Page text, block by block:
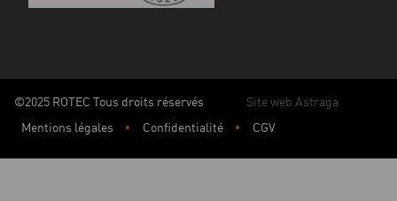
©2025 ROTEC Tous droits réservés
Site web Astraga
Mentions légales
Confidentialité CGV